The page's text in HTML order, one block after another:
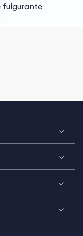
fulgurante